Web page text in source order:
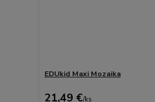
EDUkid Maxi Mozaika
21,49 €/ks